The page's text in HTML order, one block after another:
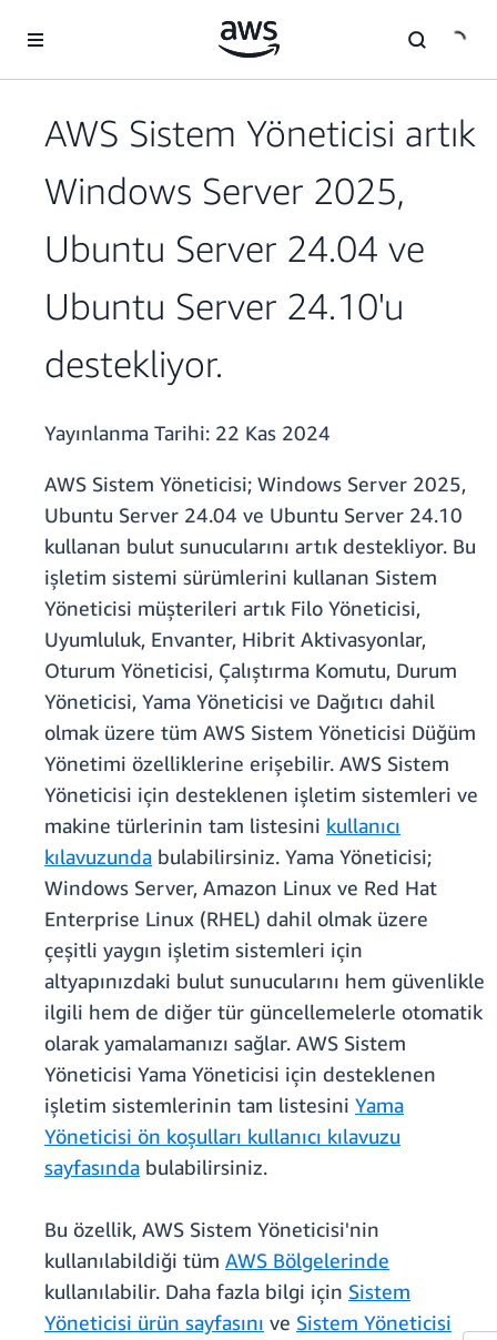
AWS Sistem Yöneticisi artık
Windows Server 2025,
Ubuntu Server 24.04 ve
Ubuntu Server 24.10'u
destekliyor.
Yayınlanma Tarihi: 22 Kas 2024
AWS Sistem Yöneticisi; Windows Server 2025,
Ubuntu Server 24.04 ve Ubuntu Server 24.10
kullanan bulut sunucularını artık destekliyor. Bu
işletim sistemi sürümlerini kullanan Sistem
Yöneticisi müşterileri artık Filo Yöneticisi,
Uyumluluk, Envanter, Hibrit Aktivasyonlar,
Oturum Yöneticisi, Çalıştırma Komutu, Durum
Yöneticisi, Yama Yöneticisi ve Dağıtıcı dahil
olmak üzere tüm AWS Sistem Yöneticisi Düğüm
Yönetimi özelliklerine erişebilir. AWS Sistem
Yöneticisi için desteklenen işletim sistemleri ve
makine türlerinin tam listesini kullanıcı
kılavuzunda bulabilirsiniz. Yama Yöneticisi;
Windows Server, Amazon Linux ve Red Hat
Enterprise Linux (RHEL) dahil olmak üzere
çeşitli yaygın işletim sistemleri için
altyapınızdaki bulut sunucularını hem güvenlikle
ilgili hem de diğer tür güncellemelerle otomatik
olarak yamalamanızı sağlar. AWS Sistem
Yöneticisi Yama Yöneticisi için desteklenen
işletim sistemlerinin tam listesini Yama
Yöneticisi ön koşulları kullanıcı kılavuzu
sayfasında bulabilirsiniz.
Bu özellik, AWS Sistem Yöneticisi'nin
kullanılabildiği tüm AWS Bölgelerinde
kullanılabilir. Daha fazla bilgi için Sistem
Yöneticisi ürün sayfasını ve Sistem Yöneticisi